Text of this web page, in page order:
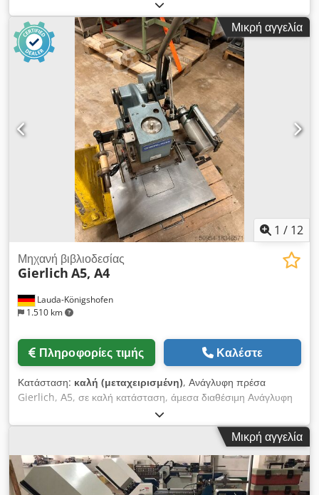
βίντεο με WhatsApp - MS Zoom - Telegram Άμεσα διαθέσιμο
σε απόθεμα Emskirchen/Nürnberg – Δυνατότητα δοκιμής
Μικρή αγγελία
1 / 12
Lauda-Königshofen
1.510 km
Μηχανή βιβλιοδεσίας
Gierlich A5, A4
Πληροφορίες τιμής Καλέστε
Κατάσταση: καλή (μεταχειρισμένη), Ανάγλυφη πρέσα
Gierlich, Α5, σε καλή κατάσταση, άμεσα διαθέσιμη Ανάγλυφη
πρέσα Gierlich P 4000, Α4, έτος κατασκευής 1985, αριθμός
μηχανήματος 7501, σε καλή κατάσταση, άμεσα διαθέσιμο Εάν
ενδιαφέρεστε, θα χαρούμε να σας ενημερώσουμε για άλλα
μηχανήματα της εταιρείας μας. Dodpfxevt Rwno Abtjck
Μπορείτε να ελέγξετε το μηχάνημα στις εγκαταστάσεις μας
κατόπιν ραντεβού.
Μικρή αγγελία